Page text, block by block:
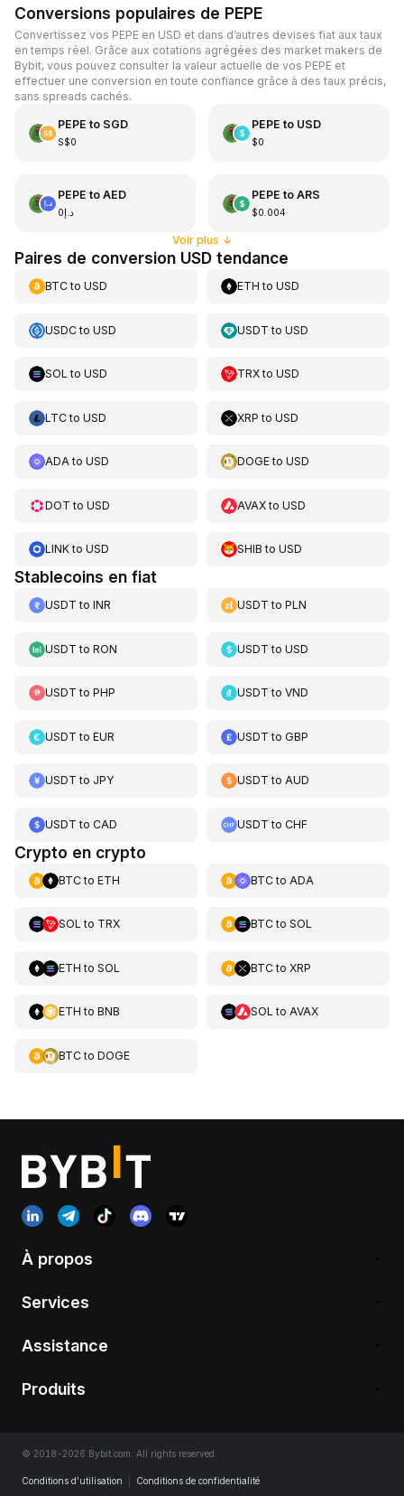
Conversions populaires de PEPE
Convertissez vos PEPE en USD et dans d’autres devises fiat aux taux
en temps réel. Grâce aux cotations agrégées des market makers de
Bybit, vous pouvez consulter la valeur actuelle de vos PEPE et
effectuer une conversion en toute confiance grâce à des taux précis,
sans spreads cachés.
PEPE to SGD
S$0
PEPE to USD
$0
PEPE to AED
د.إ0
PEPE to ARS
$0.004
Voir plus ↓
Paires de conversion USD tendance
BTCto USD ETH toUSD
USDCto USD USDT toUSD
SOL to USD TRXtoUSD
LTCto USD XRP toUSD
ADAto USD DOGEtoUSD
DOT to USD AVAXtoUSD
LINKto USD SHIB toUSD
Stablecoins en fiat
USDT to INR USDT toPLN
USDT to RON USDT toUSD
USDT to PHP USDT toVND
USDT to EUR USDT toGBP
USDT to JPY USDT toAUD
USDT to CAD USDT toCHF
Crypto en crypto
BTCto ETH BTCto ADA
SOL to TRX BTCto SOL
ETH to SOL BTCto XRP
ETH to BNB SOL to AVAX
BTCto DOGE
À propos
Services
Assistance
Produits
© 2018-2026 Bybit.com. All rights reserved.
Conditions d’utilisation Conditions de confidentialité